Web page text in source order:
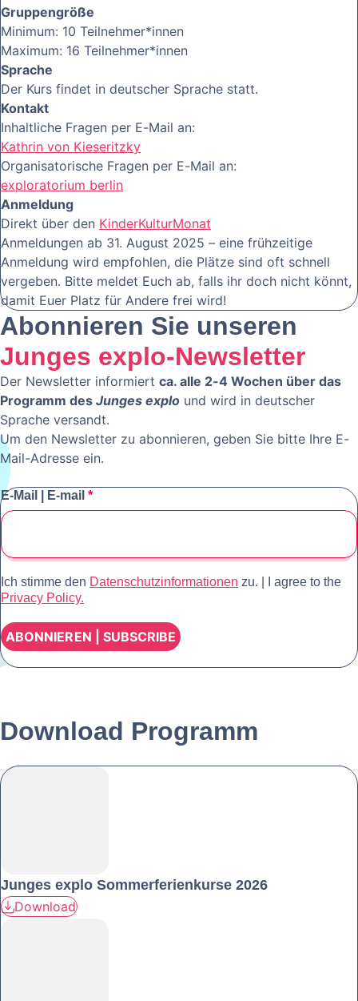
Gruppengröße
Minimum: 10 Teilnehmer*innen
Maximum: 16 Teilnehmer*innen
Sprache
Der Kurs findet in deutscher Sprache statt.
Kontakt
Inhaltliche Fragen per E-Mail an:
Kathrin von Kieseritzky
Organisatorische Fragen per E-Mail an:
exploratorium berlin
Anmeldung
Direkt über den KinderKulturMonat
Anmeldungen ab 31. August 2025 – eine frühzeitige
Anmeldung wird empfohlen, die Plätze sind oft schnell
vergeben. Bitte meldet Euch ab, falls ihr doch nicht könnt,
damit Euer Platz für Andere frei wird!
Abonnieren Sie unseren
Junges explo-Newsletter
Der Newsletter informiert ca. alle 2-4 Wochen über das
Programm des Junges explo und wird in deutscher
Sprache versandt.
Um den Newsletter zu abonnieren, geben Sie bitte Ihre E-
Mail-Adresse ein.
E-Mail | E-mail *
Ich stimme den Datenschutzinformationen zu.
I agree to the
Privacy Policy.
Download Programm
Junges explo Sommerferienkurse 2026
Download